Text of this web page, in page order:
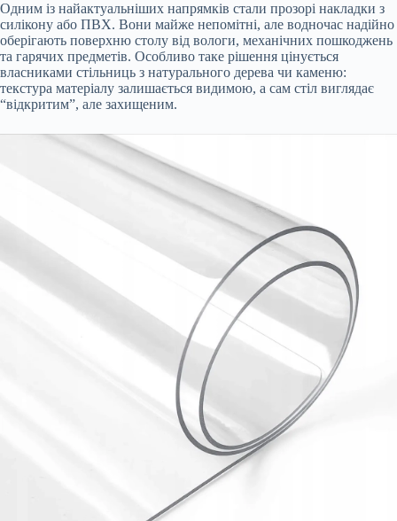
Одним із найактуальніших напрямків стали прозорі накладки з
силікону або ПВХ. Вони майже непомітні, але водночас надійно
оберігають поверхню столу від вологи, механічних пошкоджень
та гарячих предметів. Особливо таке рішення цінується
власниками стільниць з натурального дерева чи каменю:
текстура матеріалу залишається видимою, а сам стіл виглядає
“відкритим”, але захищеним.